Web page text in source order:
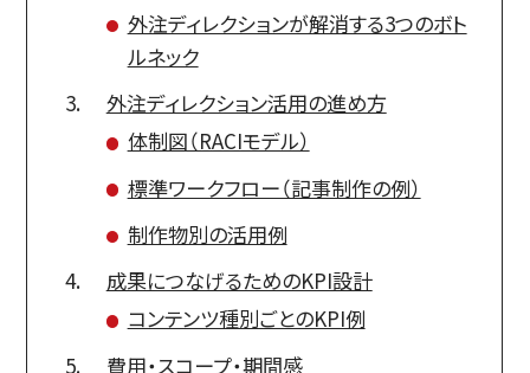
外注ディレクションが解消する3つのボト
ルネック
外注ディレクション活用の進め方
体制図（RACIモデル）
標準ワークフロー（記事制作の例）
制作物別の活用例
成果につなげるためのKPI設計
コンテンツ種別ごとのKPI例
費用・スコープ・期間感